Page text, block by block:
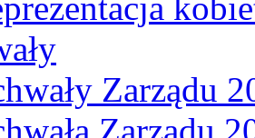
Zarządu
Zarządu